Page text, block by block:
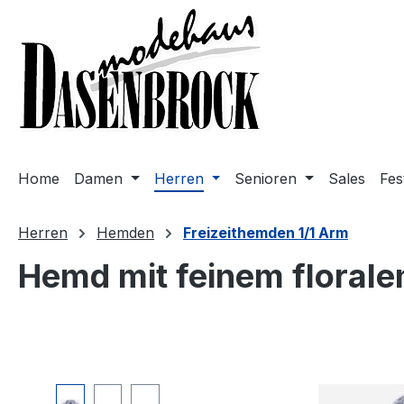
Hauptinhalt springen
Zur Hauptnavigation springen
Home Damen Herren Senioren Sales
Herren Hemden Freizeithemden 1/1 Arm
Hemd mit feinem